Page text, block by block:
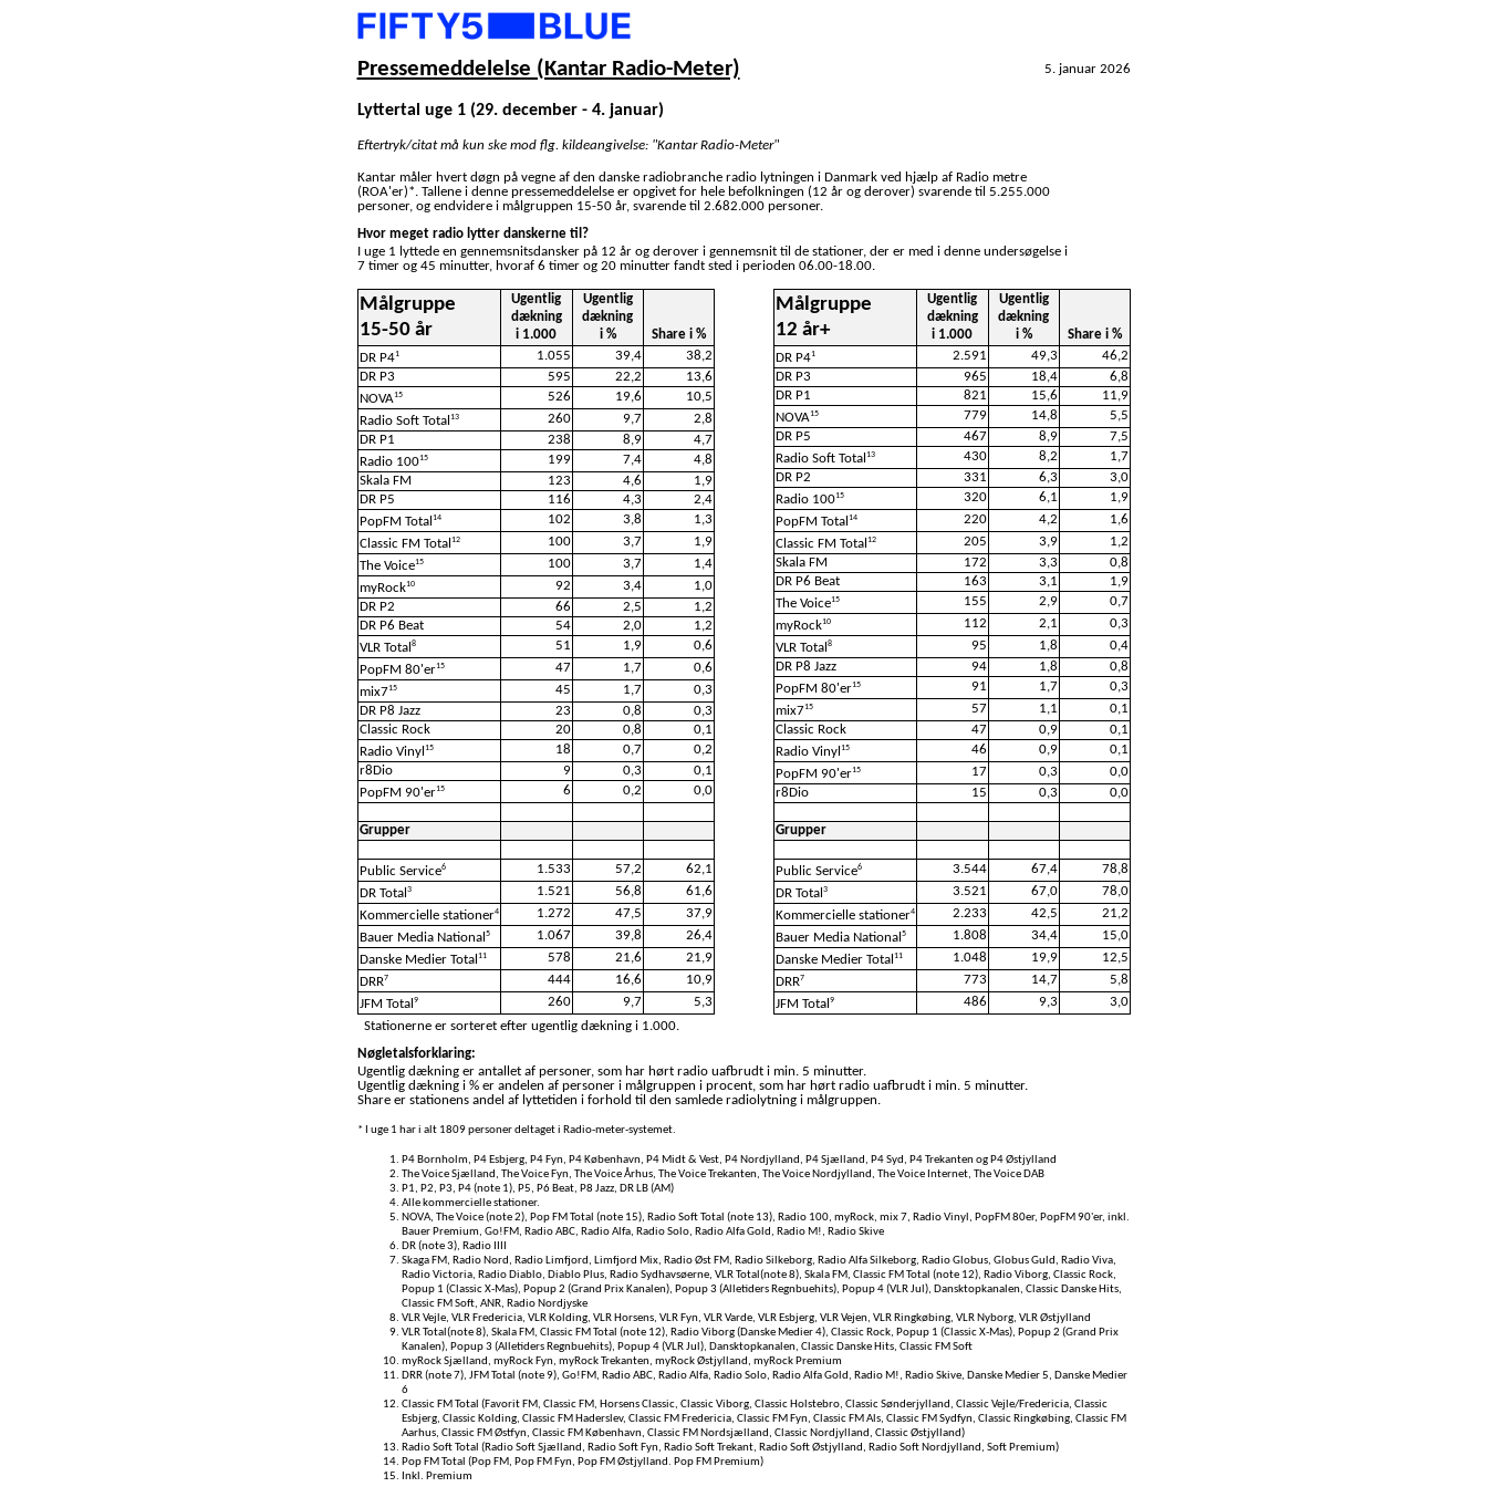
Pressemeddelelse (Kantar Radio-Meter) 5. januar 2026
Lyttertal uge 1 (29. december - 4. januar)
Eftertryk/citat må kun ske mod flg. kildeangivelse: "Kantar Radio-Meter"
Kantar måler hvert døgn på vegne af den danske radiobranche radio lytningen i Danmark ved hjælp af Radio metre
(ROA'er)*. Tallene i denne pressemeddelelse er opgivet for hele befolkningen (12 år og derover) svarende til 5.255.000
personer, og endvidere i målgruppen 15-50 år, svarende til 2.682.000 personer.
Hvor meget radio lytter danskerne til?
I uge 1 lyttede en gennemsnitsdansker på 12 år og derover i gennemsnit til de stationer, der er med i denne undersøgelse i
7 timer og 45 minutter, hvoraf 6 timer og 20 minutter fandt sted i perioden 06.00-18.00.
Målgruppe
15-50 år
Ugentlig
dækning
i 1.000
Ugentlig
dækning
i %
Share i %
DR P41 1.055 39,4
38,2
DR P3
595 22,2
13,6
NOVA15 526 19,6
10,5
Radio Soft Total 13 260 9,7
2,8
DR P1
238 8,9
4,7
Radio 10015 199 7,4
4,8
Skala FM
123 4,6
1,9
DR P5
116 4,3
2,4
PopFM Total 14 102 3,8
1,3
Classic FM Total 12 100 3,7
1,9
The Voice15 100 3,7
1,4
myRock10 92 3,4
1,0
DR P2
66 2,5
1,2
DR P6 Beat
54 2,0
1,2
VLR Total 8 51 1,9
0,6
PopFM 80'er15 47 1,7
0,6
mix715 45 1,7
0,3
DR P8 Jazz
23 0,8
0,3
Classic Rock
20 0,8
0,1
Radio Vinyl 15 18 0,7
0,2
r8Dio
9 0,3
0,1
PopFM 90'er15 6 0,2 0,0
Grupper
Public Service6 1.533 57,2
62,1
DR Total 3 1.521 56,8
61,6
Kommercielle stationer4 1.272 47,5
37,9
Bauer Media National 5 1.067 39,8
26,4
Danske Medier Total 11 578 21,6
21,9
DRR7 444 16,6
10,9
JFM Total 9 260 9,7 5,3
Målgruppe
12 år+
Ugentlig
dækning
i 1.000
Ugentlig
dækning
i %
Share i %
DR P41 2.591 49,3
46,2
DR P3
965 18,4
6,8
DR P1
821 15,6
11,9
NOVA15 779 14,8
5,5
DR P5
467 8,9
7,5
Radio Soft Total 13 430 8,2
1,7
DR P2
331 6,3
3,0
Radio 10015 320 6,1
1,9
PopFM Total 14 220 4,2
1,6
Classic FM Total 12 205 3,9
1,2
Skala FM
172 3,3
0,8
DR P6 Beat
163 3,1
1,9
The Voice15 155 2,9
0,7
myRock10 112 2,1
0,3
VLR Total 8 95 1,8
0,4
DR P8 Jazz
94 1,8
0,8
PopFM 80'er15 91 1,7
0,3
mix715 57 1,1
0,1
Classic Rock
47 0,9
0,1
Radio Vinyl 15 46 0,9
0,1
PopFM 90'er15 17 0,3
0,0
r8Dio
15 0,3 0,0
Grupper
Public Service6 3.544 67,4
78,8
DR Total 3 3.521 67,0
78,0
Kommercielle stationer4 2.233 42,5
21,2
Bauer Media National 5 1.808 34,4
15,0
Danske Medier Total 11 1.048 19,9
12,5
DRR7 773 14,7
5,8
JFM Total 9 486 9,3
3,0
Stationerne er sorteret efter ugentlig dækning i 1.000.
Nøgletalsforklaring:
Ugentlig dækning er antallet af personer, som har hørt radio uafbrudt i min. 5 minutter.
Ugentlig dækning i % er andelen af personer i målgruppen i procent, som har hørt radio uafbrudt i min. 5 minutter.
Share er stationens andel af lyttetiden i forhold til den samlede radiolytning i målgruppen.
* I uge 1 har i alt 1809 personer deltaget i Radio-meter-systemet.
P4 Bornholm, P4 Esbjerg, P4 Fyn, P4 København, P4 Midt & Vest, P4 Nordjylland, P4 Sjælland, P4 Syd, P4 Trekanten og P4 Østjylland
The Voice Sjælland, The Voice Fyn, The Voice Århus, The Voice Trekanten, The Voice Nordjylland, The Voice Internet, The Voice DAB
P1, P2, P3, P4 (note 1), P5, P6 Beat, P8 Jazz, DR LB (AM)
Alle kommercielle stationer.
NOVA, The Voice (note 2), Pop FM Total (note 15), Radio Soft Total (note 13), Radio 100, myRock, mix 7, Radio Vinyl, PopFM 80er, PopFM 90'er, inkl.
Bauer Premium, Go!FM, Radio ABC, Radio Alfa, Radio Solo, Radio Alfa Gold, Radio M!, Radio Skive
DR (note 3), Radio IIII
Skaga FM, Radio Nord, Radio Limfjord, Limfjord Mix, Radio Øst FM, Radio Silkeborg, Radio Alfa Silkeborg, Radio Globus, Globus Guld, Radio Viva,
Radio Victoria, Radio Diablo, Diablo Plus, Radio Sydhavsøerne, VLR Total(note 8), Skala FM, Classic FM Total (note 12), Radio Viborg, Classic Rock,
Popup 1 (Classic X-Mas), Popup 2 (Grand Prix Kanalen), Popup 3 (Alletiders Regnbuehits), Popup 4 (VLR Jul), Dansktopkanalen, Classic Danske Hits,
Classic FM Soft, ANR, Radio Nordjyske
VLR Vejle, VLR Fredericia, VLR Kolding, VLR Horsens, VLR Fyn, VLR Varde, VLR Esbjerg, VLR Vejen, VLR Ringkøbing, VLR Nyborg, VLR Østjylland
VLR Total(note 8), Skala FM, Classic FM Total (note 12), Radio Viborg (Danske Medier 4), Classic Rock, Popup 1 (Classic X-Mas), Popup 2 (Grand Prix
Kanalen), Popup 3 (Alletiders Regnbuehits), Popup 4 (VLR Jul), Dansktopkanalen, Classic Danske Hits, Classic FM Soft
myRock Sjælland, myRock Fyn, myRock Trekanten, myRock Østjylland, myRock Premium
DRR (note 7), JFM Total (note 9), Go!FM, Radio ABC, Radio Alfa, Radio Solo, Radio Alfa Gold, Radio M!, Radio Skive, Danske Medier 5, Danske Medier
6
Classic FM Total (Favorit FM, Classic FM, Horsens Classic, Classic Viborg, Classic Holstebro, Classic Sønderjylland, Classic Vejle/Fredericia, Classic
Esbjerg, Classic Kolding, Classic FM Haderslev, Classic FM Fredericia, Classic FM Fyn, Classic FM Als, Classic FM Sydfyn, Classic Ringkøbing, Classic FM
Aarhus, Classic FM Østfyn, Classic FM København, Classic FM Nordsjælland, Classic Nordjylland, Classic Østjylland)
Radio Soft Total (Radio Soft Sjælland, Radio Soft Fyn, Radio Soft Trekant, Radio Soft Østjylland, Radio Soft Nordjylland, Soft Premium)
Pop FM Total (Pop FM, Pop FM Fyn, Pop FM Østjylland. Pop FM Premium)
Inkl. Premium